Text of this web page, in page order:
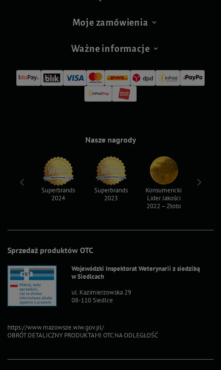
Moje zamówienia
Ważne informacje
Sprzedaż produktów OTC
Wojewódzki Inspektorat Weterynarii z siedzibą
w Siedlcach
ul. Kazimierzowska 29
08-110 Siedlce
https://www.mazowsze.wiw.gov.pl/
OBRÓT DETALICZNY PRODUKTAMI OTC NA ODLEGŁOŚĆ
Nasze nagrody
Superbrands
2024
Superbrands
2023
Konsumencki
Lider Jakości
2022 – Złoto